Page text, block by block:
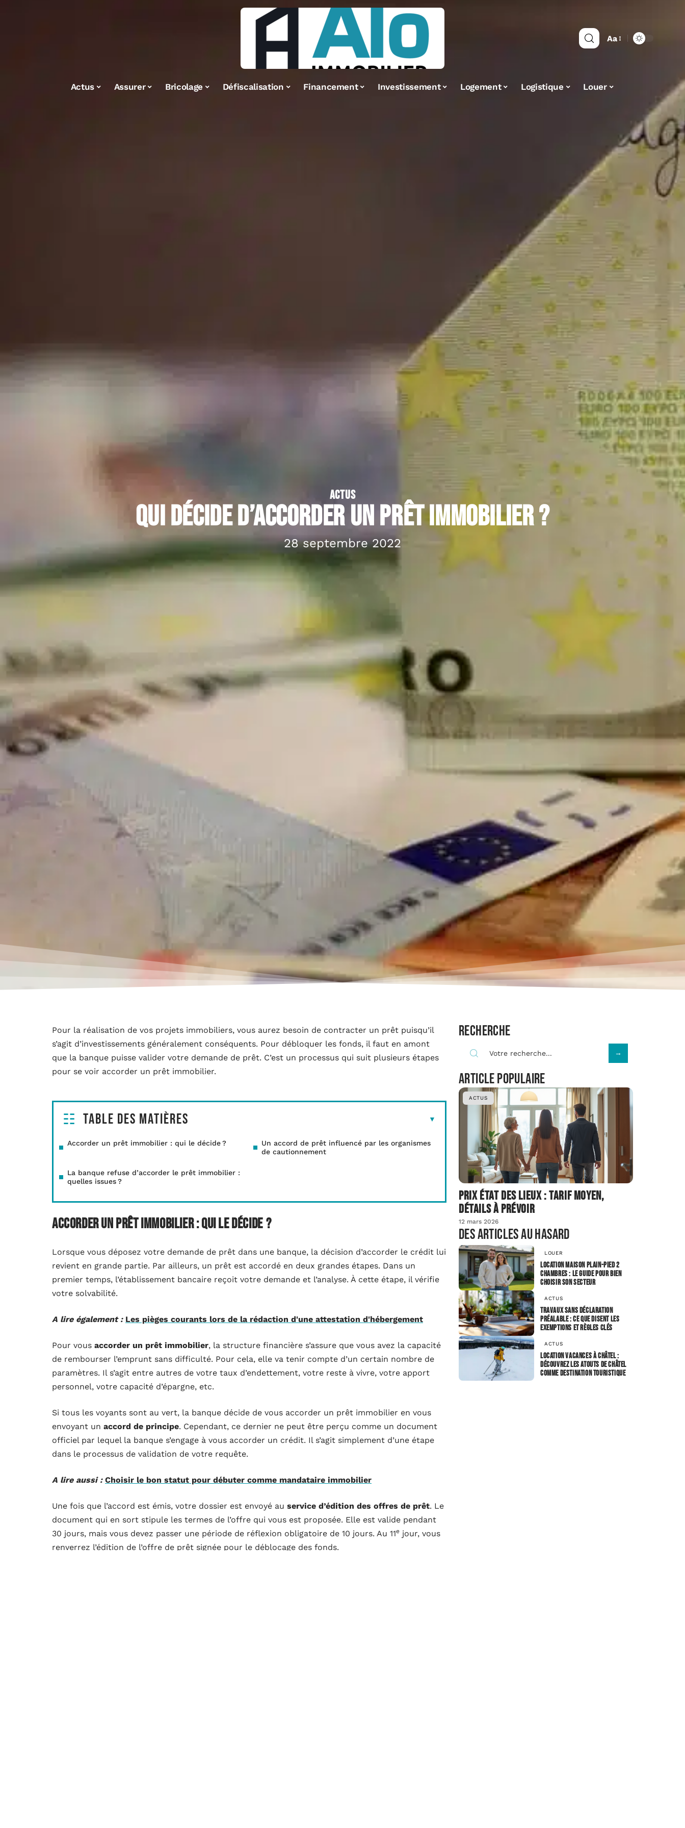
Aa
Actus Assurer Bricolage Défiscalisation Financement Investissement Logement Logistique Louer
ACTUS
Qui décide d’accorder un prêt immobilier ?
28 septembre 2022
Pour la réalisation de vos projets immobiliers, vous aurez besoin de contracter un prêt puisqu’il
s’agit d’investissements généralement conséquents. Pour débloquer les fonds, il faut en amont
que la banque puisse valider votre demande de prêt. C’est un processus qui suit plusieurs étapes
pour se voir accorder un prêt immobilier.
Table des matières
Accorder un prêt immobilier : qui le décide ?
Un accord de prêt influencé par les organismes
de cautionnement
La banque refuse d’accorder le prêt immobilier :
quelles issues ?
Accorder un prêt immobilier : qui le décide ?
Lorsque vous déposez votre demande de prêt dans une banque, la décision d’accorder le crédit lui
revient en grande partie. Par ailleurs, un prêt est accordé en deux grandes étapes. Dans un
premier temps, l’établissement bancaire reçoit votre demande et l’analyse. À cette étape, il vérifie
votre solvabilité.
A lire également : Les pièges courants lors de la rédaction d'une attestation d'hébergement
Pour vous accorder un prêt immobilier, la structure financière s’assure que vous avez la capacité
de rembourser l’emprunt sans difficulté. Pour cela, elle va tenir compte d’un certain nombre de
paramètres. Il s’agit entre autres de votre taux d’endettement, votre reste à vivre, votre apport
personnel, votre capacité d’épargne, etc.
Si tous les voyants sont au vert, la banque décide de vous accorder un prêt immobilier en vous
envoyant un accord de principe. Cependant, ce dernier ne peut être perçu comme un document
officiel par lequel la banque s’engage à vous accorder un crédit. Il s’agit simplement d’une étape
dans le processus de validation de votre requête.
A lire aussi : Choisir le bon statut pour débuter comme mandataire immobilier
Une fois que l’accord est émis, votre dossier est envoyé au service d’édition des offres de prêt. Le
document qui en sort stipule les termes de l’offre qui vous est proposée. Elle est valide pendant
30 jours, mais vous devez passer une période de réflexion obligatoire de 10 jours. Au 11e jour, vous
renverrez l’édition de l’offre de prêt signée pour le déblocage des fonds.
Recherche
Article populaire
ACTUS
Prix état des lieux : tarif moyen,
détails à prévoir
12 mars 2026
Des articles au hasard
LOUER
Location maison plain-pied 2
chambres : le guide pour bien
choisir son secteur
ACTUS
Travaux sans déclaration
préalable : ce que disent les
exemptions et règles clés
ACTUS
Location vacances à Châtel :
découvrez les atouts de Châtel
comme destination touristique